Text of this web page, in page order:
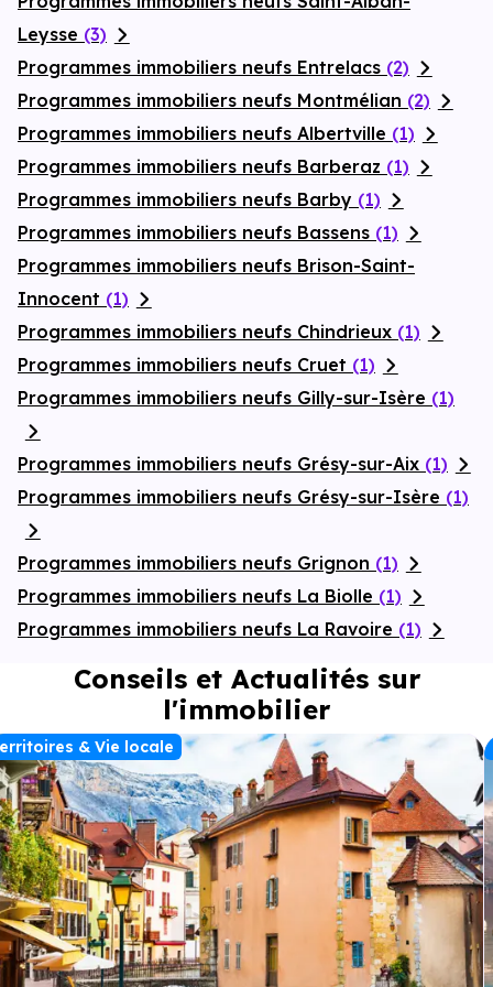
Leysse (3)
Programmes immobiliers neufs Entrelacs (2)
Programmes immobiliers neufs Montmélian (2)
Programmes immobiliers neufs Albertville (1)
Programmes immobiliers neufs Barberaz (1)
Programmes immobiliers neufs Barby (1)
Programmes immobiliers neufs Bassens (1)
Programmes immobiliers neufs Brison-Saint-
Innocent (1)
Programmes immobiliers neufs Chindrieux (1)
Programmes immobiliers neufs Cruet (1)
Programmes immobiliers neufs Gilly-sur-Isère (1)
Programmes immobiliers neufs Grésy-sur-Aix (1)
Programmes immobiliers neufs Grésy-sur-Isère (1)
Programmes immobiliers neufs Grignon (1)
Programmes immobiliers neufs La Biolle (1)
Programmes immobiliers neufs La Ravoire (1)
Conseils et Actualités sur
l'immobilier
& Vie locale